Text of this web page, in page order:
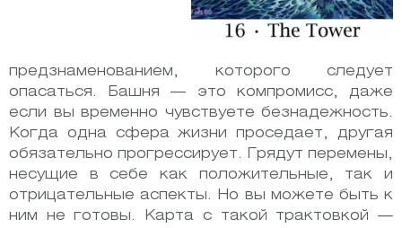
предзнаменованием, которого следует
опасаться.
Башня — это компромисс, даже
если вы временно чувствуете безнадежность.
Когда одна сфера жизни проседает, другая
обязательно прогрессирует. Грядут перемены,
несущие в себе как положительные, так и
отрицательные аспекты. Но вы можете быть к
ним не готовы. Карта с такой трактовкой —